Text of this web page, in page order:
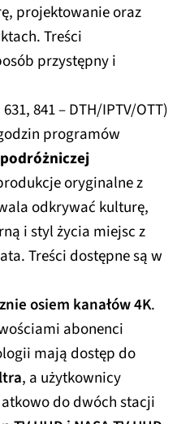
projektowanie oraz
Treści
przystępny i
841 – DTH/IPTV/OTT)
programów
oryginalne z
odkrywać kulturę,
i styl życia miejsc z
Treści dostępne są w
osiem kanałów 4K.
abonenci
mają dostęp do
, a użytkownicy
do dwóch stacji